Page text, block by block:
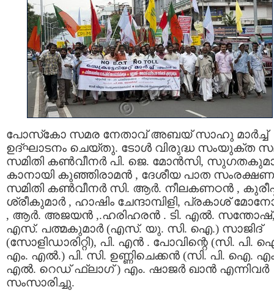
പോസ്‌കോ സമര നേതാവ് അബയ്‌ സാഹു മാര്‍ച്ച്
ഉദ്ഘാടനം ചെയ്തു. ടോള്‍ വിരുദ്ധ സംയുക്ത
സമിതി കണ്‍വീനര്‍ പി. ജെ. മോന്‍സി,
കാനായി കുഞ്ഞിരാമൻ ‍, ദേശീയ പാത സംരക്ഷണ
സമിതി കണ്‍വീനര്‍ സി. ആര്‍. നീലകണഠൻ ,
ശ്രീകുമാര്‍ , ഹാഷിം ചേന്ദാമ്പിളി, പ്രകാശ്
, ആര്‍. അജയന്‍ ,.ഹരിഹരന്‍ . ടി. എല്‍. സന്തോഷ്,
എസ്. പത്മകുമാര്‍ (എസ്. യു. സി. ഐ.) സാജിദ്
(സോളിഡാരിറ്റി), പി. എന്‍ . പോവിന്റെ (സി. പി.
എം. എല്‍.) പി. സി. ഉണ്ണിചെക്കന്‍ (സി. പി. ഐ.
എല്‍. റെഡ് ഫ്ലാഗ് ) എം. ഷാജര്‍ ഖാന്‍ എന്നിവര്‍
സംസാരിച്ചു.